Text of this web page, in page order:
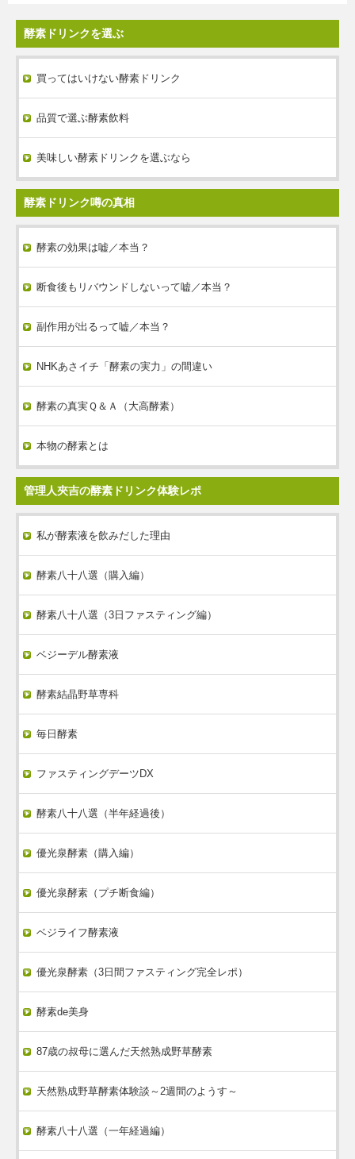
酵素ドリンクを選ぶ
買ってはいけない酵素ドリンク
品質で選ぶ酵素飲料
美味しい酵素ドリンクを選ぶなら
酵素ドリンク噂の真相
酵素の効果は嘘／本当？
断食後もリバウンドしないって嘘／本当？
副作用が出るって嘘／本当？
NHKあさイチ「酵素の実力」の間違い
酵素の真実Ｑ＆Ａ（大高酵素）
本物の酵素とは
管理人夾吉の酵素ドリンク体験レポ
私が酵素液を飲みだした理由
酵素八十八選（購入編）
酵素八十八選（3日ファスティング編）
ベジーデル酵素液
酵素結晶野草専科
毎日酵素
ファスティングデーツDX
酵素八十八選（半年経過後）
優光泉酵素（購入編）
優光泉酵素（プチ断食編）
ベジライフ酵素液
優光泉酵素（3日間ファスティング完全レポ）
酵素de美身
87歳の叔母に選んだ天然熟成野草酵素
天然熟成野草酵素体験談～2週間のようす～
酵素八十八選（一年経過編）